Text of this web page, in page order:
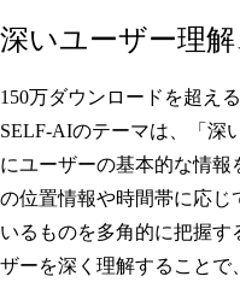
深いユーザー理
150万ダウンロードを超え
SELF-AIのテーマは、「深
にユーザーの基本的な情
の位置情報や時間帯に応じ
いるものを多角的に把握
ザーを深く理解することで